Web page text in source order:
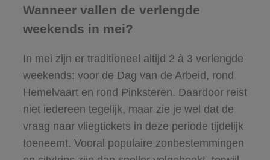
Wanneer vallen de verlengde
weekends in mei?
In mei zijn er traditioneel altijd 2 à 3 verlengde
weekends: voor de Dag van de Arbeid, rond
Hemelvaart en rond Pinksteren. Daardoor reist
niet iedereen tegelijk, maar zie je wel dat de
vraag naar vliegtickets in deze periode tijdelijk
toeneemt. Vooral populaire zonbestemmingen